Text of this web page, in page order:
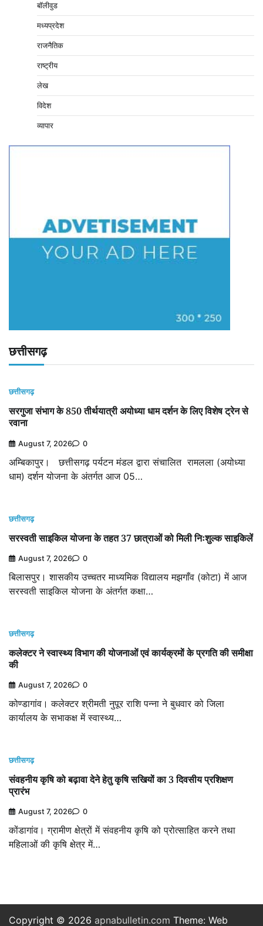
बॉलीवुड
मध्यप्रदेश
राजनैतिक
राष्ट्रीय
लेख
विदेश
व्यापार
छत्तीसगढ़
छत्तीसगढ़
सरगुजा संभाग के 850 तीर्थयात्री अयोध्या धाम दर्शन के लिए विशेष ट्रेन से
रवाना
August 7, 2026 0
अम्बिकापुर। छत्तीसगढ़ पर्यटन मंडल द्वारा संचालित रामलला (अयोध्या
धाम) दर्शन योजना के अंतर्गत आज 05…
छत्तीसगढ़
सरस्वती साइकिल योजना के तहत 37 छात्राओं को मिली निःशुल्क साइकिलें
August 7, 2026 0
बिलासपुर। शासकीय उच्चतर माध्यमिक विद्यालय मझगाँव (कोटा) में आज
सरस्वती साइकिल योजना के अंतर्गत कक्षा…
छत्तीसगढ़
कलेक्टर ने स्वास्थ्य विभाग की योजनाओं एवं कार्यक्रमों के प्रगति की समीक्षा
की
August 7, 2026 0
कोण्डागांव। कलेक्टर श्रीमती नुपूर राशि पन्ना ने बुधवार को जिला
कार्यालय के सभाकक्ष में स्वास्थ्य…
छत्तीसगढ़
संवहनीय कृषि को बढ़ावा देने हेतु कृषि सखियों का 3 दिवसीय प्रशिक्षण
प्रारंभ
August 7, 2026 0
कोंडागांव। ग्रामीण क्षेत्रों में संवहनीय कृषि को प्रोत्साहित करने तथा
महिलाओं की कृषि क्षेत्र में…
Copyright © 2026 apnabulletin.com Theme: Web